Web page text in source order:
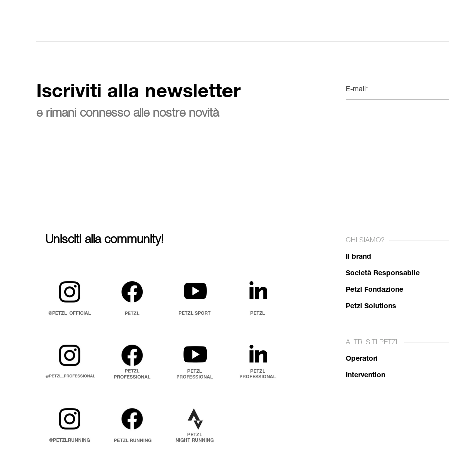
Iscriviti alla newsletter
e rimani connesso alle nostre novità
E-mail*
Unisciti alla community! CHI SIAMO?
Il brand
Società Responsabile
Petzl Fondazione
Petzl Solutions
ALTRI SITI PETZL
Operatori
Intervention